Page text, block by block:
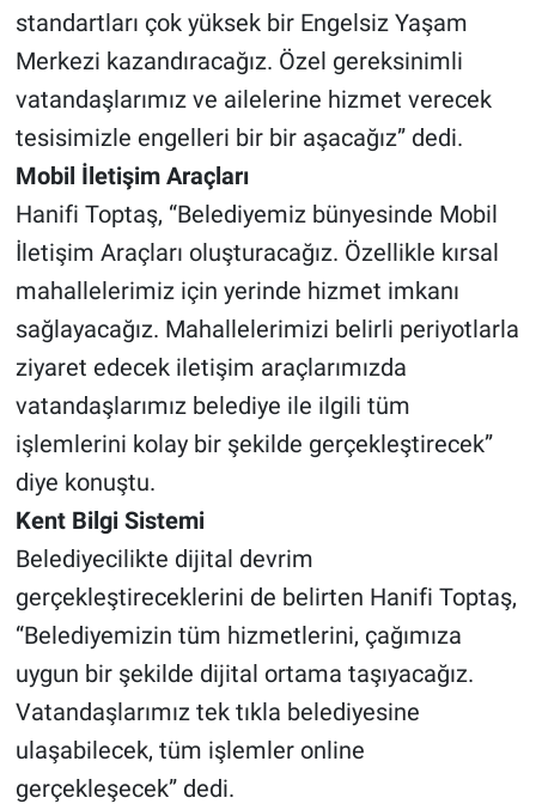
standartları çok yüksek bir Engelsiz Yaşam
Merkezi kazandıracağız. Özel gereksinimli
vatandaşlarımız ve ailelerine hizmet verecek
tesisimizle engelleri bir bir aşacağız” dedi.
Mobil İletişim Araçları
Hanifi Toptaş, “Belediyemiz bünyesinde Mobil
İletişim Araçları oluşturacağız. Özellikle kırsal
mahallelerimiz için yerinde hizmet imkanı
sağlayacağız. Mahallelerimizi belirli periyotlarla
ziyaret edecek iletişim araçlarımızda
vatandaşlarımız belediye ile ilgili tüm
işlemlerini kolay bir şekilde gerçekleştirecek”
diye konuştu.
Kent Bilgi Sistemi
Belediyecilikte dijital devrim
gerçekleştireceklerini de belirten Hanifi Toptaş,
“Belediyemizin tüm hizmetlerini, çağımıza
uygun bir şekilde dijital ortama taşıyacağız.
Vatandaşlarımız tek tıkla belediyesine
ulaşabilecek, tüm işlemler online
gerçekleşecek” dedi.